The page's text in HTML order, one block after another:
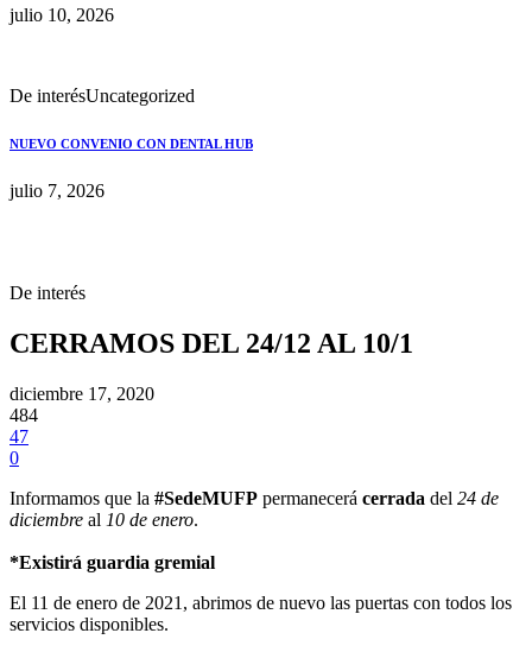
julio 10, 2026
De interésUncategorized
NUEVO CONVENIO CON DENTAL HUB
julio 7, 2026
De interés
CERRAMOS DEL 24/12 AL 10/1
diciembre 17, 2020
484
47
0
Informamos que la #SedeMUFP permanecerá cerrada del 24 de
diciembre al 10 de enero.
*Existirá guardia gremial
El 11 de enero de 2021, abrimos de nuevo las puertas con todos los
servicios disponibles.